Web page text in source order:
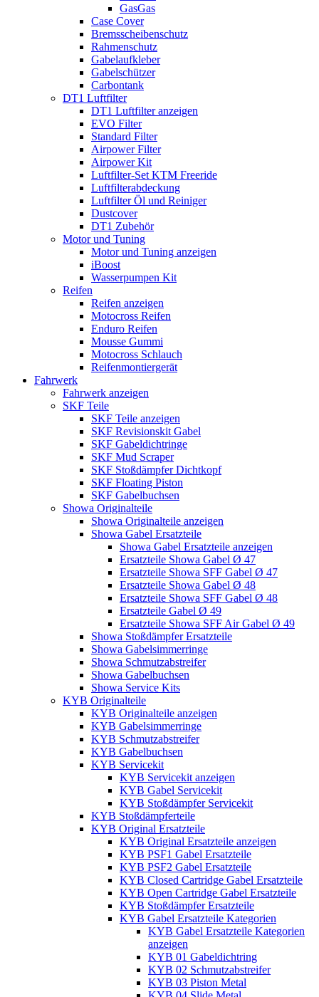
GasGas
Case Cover
Bremsscheibenschutz
Rahmenschutz
Gabelaufkleber
Gabelschützer
Carbontank
DT1 Luftfilter
DT1 Luftfilter anzeigen
EVO Filter
Standard Filter
Airpower Filter
Airpower Kit
Luftfilter-Set KTM Freeride
Luftfilterabdeckung
Luftfilter Öl und Reiniger
Dustcover
DT1 Zubehör
Motor und Tuning
Motor und Tuning anzeigen
iBoost
Wasserpumpen Kit
Reifen
Reifen anzeigen
Motocross Reifen
Enduro Reifen
Mousse Gummi
Motocross Schlauch
Reifenmontiergerät
Fahrwerk
Fahrwerk anzeigen
SKF Teile
SKF Teile anzeigen
SKF Revisionskit Gabel
SKF Gabeldichtringe
SKF Mud Scraper
SKF Stoßdämpfer Dichtkopf
SKF Floating Piston
SKF Gabelbuchsen
Showa Originalteile
Showa Originalteile anzeigen
Showa Gabel Ersatzteile
Showa Gabel Ersatzteile anzeigen
Ersatzteile Showa Gabel Ø 47
Ersatzteile Showa SFF Gabel Ø 47
Ersatzteile Showa Gabel Ø 48
Ersatzteile Showa SFF Gabel Ø 48
Ersatzteile Gabel Ø 49
Ersatzteile Showa SFF Air Gabel Ø 49
Showa Stoßdämpfer Ersatzteile
Showa Gabelsimmerringe
Showa Schmutzabstreifer
Showa Gabelbuchsen
Showa Service Kits
KYB Originalteile
KYB Originalteile anzeigen
KYB Gabelsimmerringe
KYB Schmutzabstreifer
KYB Gabelbuchsen
KYB Servicekit
KYB Servicekit anzeigen
KYB Gabel Servicekit
KYB Stoßdämpfer Servicekit
KYB Stoßdämpferteile
KYB Original Ersatzteile
KYB Original Ersatzteile anzeigen
KYB PSF1 Gabel Ersatzteile
KYB PSF2 Gabel Ersatzteile
KYB Closed Cartridge Gabel Ersatzteile
KYB Open Cartridge Gabel Ersatzteile
KYB Stoßdämpfer Ersatzteile
KYB Gabel Ersatzteile Kategorien
KYB Gabel Ersatzteile Kategorien
anzeigen
KYB 01 Gabeldichtring
KYB 02 Schmutzabstreifer
KYB 03 Piston Metal